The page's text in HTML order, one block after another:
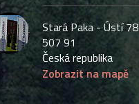
Stará Paka - Ústí 78
507 91
Česká republika
Zobrazit na mapě